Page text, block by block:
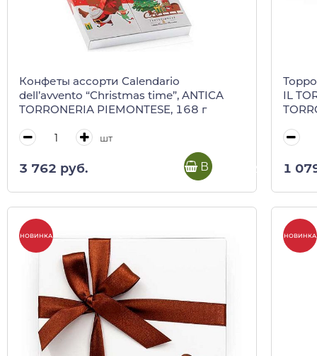
Конфеты ассорти Calendario
dell’avvento “Christmas time”, ANTICA
TORRONERIA PIEMONTESE, 168 г
шт
3 762 руб. В корзину
IL
1
НОВИНКА НОВИНКА